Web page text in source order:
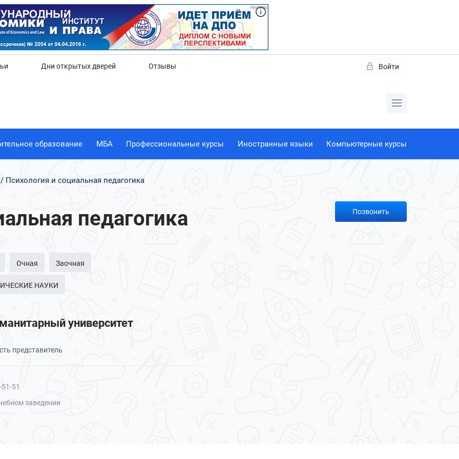
Дни открытых дверей Отзывы Войти
образование МБА Профессиональные курсы Иностранные языки Компьютерные курсы
Психология и социальная педагогика
педагогика
Очная Заочная
НАУКИ
университет
представитель
51
заведении
Позвонить
Нет